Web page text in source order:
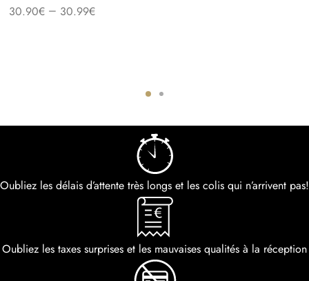
30.90€– 30.99€
Oubliez les délais d’attente très longs et les colis qui n’arrivent pas!
Oubliez les taxes surprises et les mauvaises qualités à la réception